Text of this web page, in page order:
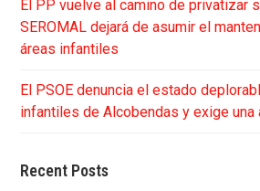
El PP vuelve al camino de privatizar
SEROMAL dejará de asumir el
áreas infantiles
El PSOE denuncia el estado
infantiles de Alcobendas y exige una
Recent Posts